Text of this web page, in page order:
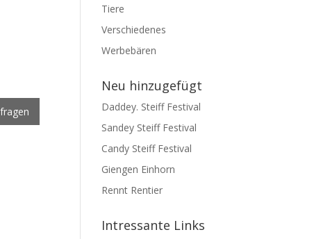
Tiere
Verschiedenes
Werbebären
Neu hinzugefügt
Daddey. Steiff Festival
Sandey Steiff Festival
Candy Steiff Festival
Giengen Einhorn
Rennt Rentier
Intressante Links